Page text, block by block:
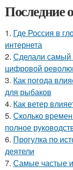
Последние
1. Где Россия в
интернета
2. Сделали самый
цифровой
3. Как погода
для рыбаков
4. Как ветер
5. Сколько
полное
6. Прогулка по
деятели
7. Самые частые